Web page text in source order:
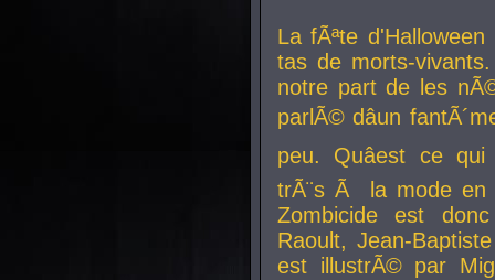
La fÃªte
tas de morts-
notre part de les
parlÃ© dâun
peu. Quâest ce
trÃ¨s Ã la mode en
Zombicide est
Raoult, Jean-
est illustrÃ© par